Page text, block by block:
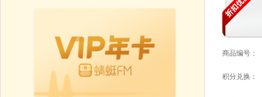
商品编号：
积分兑换：